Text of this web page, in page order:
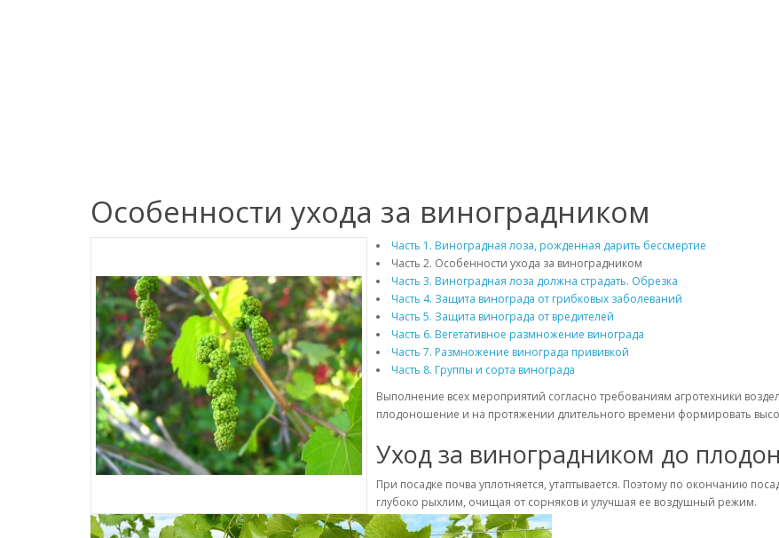
Особенности ухода за виноградником
Часть 1. Виноградная лоза, рожденная дарить бессмертие
Часть 2. Особенности ухода за виноградником
Часть 3. Виноградная лоза должна страдать. Обрезка
Часть 4. Защита винограда от грибковых заболеваний
Часть 5. Защита винограда от вредителей
Часть 6. Вегетативное размножение винограда
Часть 7. Размножение винограда прививкой
Часть 8. Группы и сорта винограда
Выполнение всех мероприятий согласно требованиям агротехники
плодоношение и на протяжении длительного времени формировать
Уход за виноградником до
При посадке почва уплотняется, утаптывается. Поэтому по окончанию
глубоко рыхлим, очищая от сорняков и улучшая ее воздушный режим.